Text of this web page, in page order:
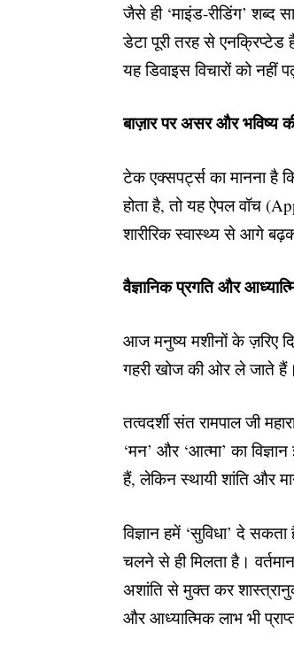
जैसे ही ‘माइंड-रीडिंग’ शब्द
डेटा पूरी तरह से
यह डिवाइस विचारों को
बाज़ार पर असर और भविष्य
टेक एक्सपर्ट्स का मानना है
होता है, तो यह ऐपल वॉच
शारीरिक स्वास्थ्य से आगे
वैज्ञानिक प्रगति और
आज मनुष्य मशीनों के ज़रिए
गहरी खोज की ओर ले जाते हैं।
तत्वदर्शी संत रामपाल जी
‘मन’ और ‘आत्मा’ का
हैं, लेकिन स्थायी शांति और
विज्ञान हमें ‘सुविधा’ दे
चलने से ही मिलता है।
अशांति से मुक्त कर
और आध्यात्मिक लाभ भी